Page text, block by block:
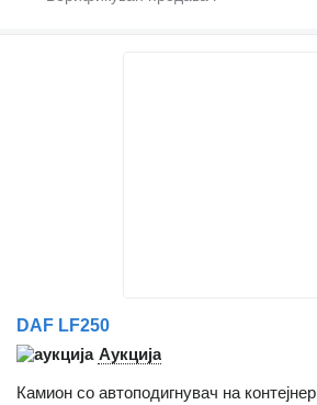
DAF LF250
Аукција
Камион со автоподигнувач на контејнер